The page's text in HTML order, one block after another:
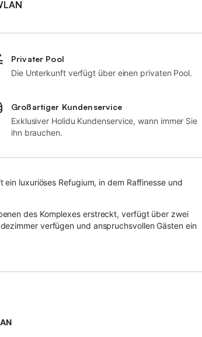
Privater Pool
Die Unterkunft verfügt über einen privaten Pool.
Großartiger Kundenservice
Exklusiver Holidu Kundenservice, wann immer Sie
ihn brauchen.
luxuriöses Refugium, in dem Raffinesse und
des Komplexes erstreckt, verfügt über zwei
verfügen und anspruchsvollen Gästen ein
die nur denjenigen vorbehalten ist, die sich in ihr
in Verbindung zu setzen, um die Feinheiten